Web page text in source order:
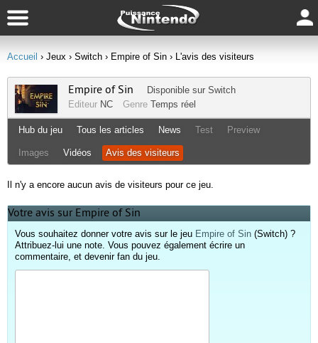
Accueil › Jeux › Switch › Empire of Sin › L'avis des visiteurs
Empire of Sin Disponible sur Switch
Editeur NC Genre Temps réel
Hub du jeu Tous les articles News Test Preview
Images Vidéos Avis des visiteurs
Il n'y a encore aucun avis de visiteurs pour ce jeu.
Votre avis sur Empire of Sin
Vous souhaitez donner votre avis sur le jeu Empire of Sin (Switch) ?
Attribuez-lui une note. Vous pouvez également écrire un
commentaire, et devenir fan du jeu.